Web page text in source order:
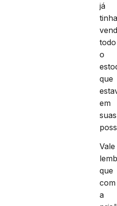
já
todo
o
que
em
suas
Vale
que
com
a